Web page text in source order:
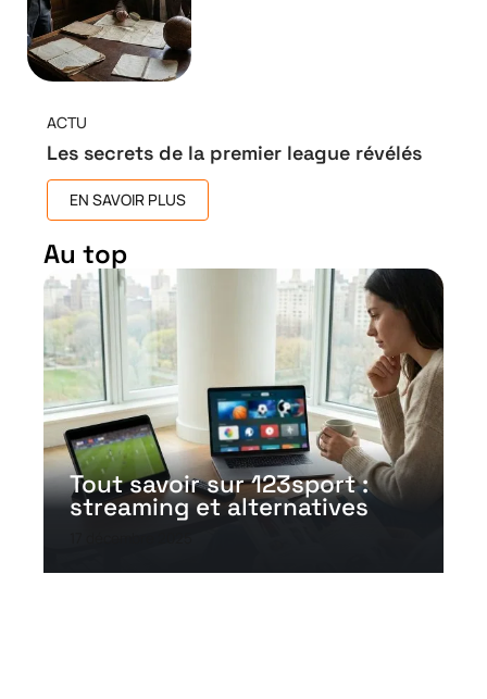
ACTU
Les secrets de la premier league révélés
EN SAVOIR PLUS
Au top
Tout savoir sur 123sport :
streaming et alternatives